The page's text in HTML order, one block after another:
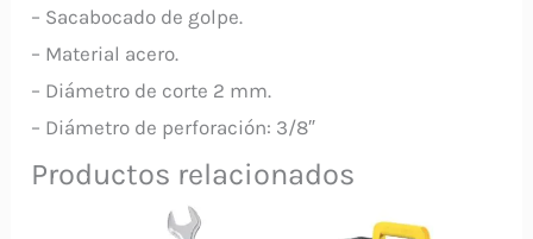
– Sacabocado de golpe.
– Material acero.
– Diámetro de corte 2 mm.
– Diámetro de perforación: 3/8″
Productos relacionados